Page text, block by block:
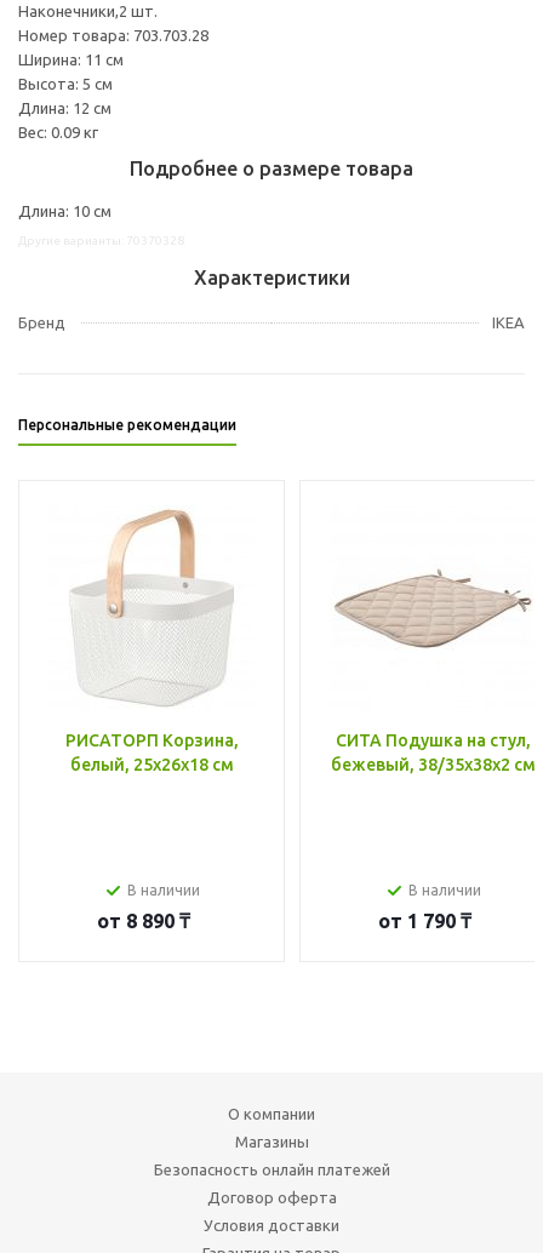
Наконечники,2 шт.
Номер товара: 703.703.28
Ширина: 11 см
Высота: 5 см
Длина: 12 см
Вес: 0.09 кг
Подробнее о размере товара
Длина: 10 см
Характеристики
Бренд IKEA
Персональные рекомендации
РИСАТОРП Корзина,
белый, 25x26x18 см
В наличии
от 8 890 ₸
СИТА Подушка на стул,
бежевый, 38/35x38x2 см
В наличии
от 1 790 ₸
О компании
Магазины
Безопасность онлайн платежей
Договор оферта
Условия доставки